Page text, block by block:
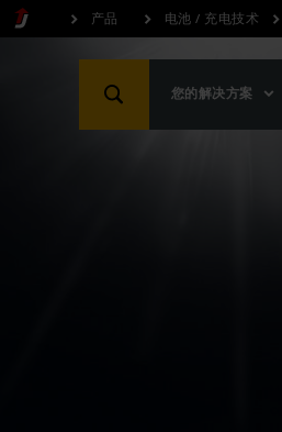
产品 电池 / 充电技术
您的解决方案